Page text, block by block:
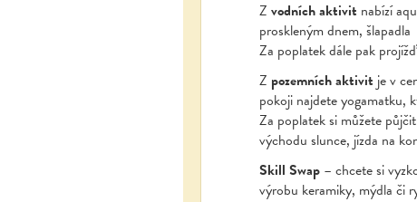
Z vodních aktivit nabízí
proskleným dnem, šlapadla
Za poplatek dále pak
Z pozemních aktivit je v
pokoji najdete yogamatku,
Za poplatek si můžete
východu slunce, jízda na
Skill Swap – chcete si
výrobu keramiky, mýdla či